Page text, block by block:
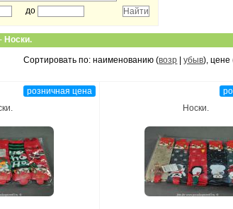
до
- Носки.
Сортировать по: наименованию (возр |убыв), цене
розничная цена
Носки.